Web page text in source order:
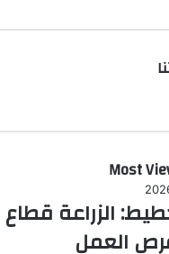
Most
الزراعة
العمل